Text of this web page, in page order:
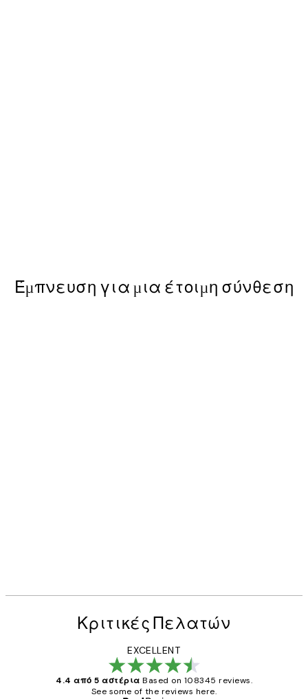
Έμπνευση για μια έτοιμη σύνθεση
Κριτικές Πελατών
EXCELLENT
4.4 από 5 αστέρια Based on 108345 reviews.
See some of the reviews here.